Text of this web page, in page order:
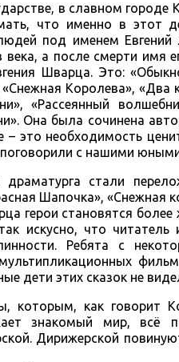
в славном
что именно в этот
под именем
а после смерти имя
Шварца. Это:
Королева»,
«Рассеянный
Она была сочинена
– это необходимость
с нашими
стали
Шапочка», «Снежная
герои становятся
искусно, что читатель
Ребята с
дети этих сказок не
которым, как говорит
знакомый мир, всё
Дирижерской